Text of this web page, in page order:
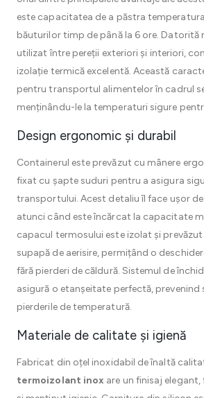
este capacitatea de a păstra
băuturilor timp de până la 6 ore. Datorită
utilizat între pereții exteriori și interiori,
izolație termică excelentă. Această
pentru transportul alimentelor în cadrul
menținându-le la temperaturi sigure
Design ergonomic și durabil
Containerul este prevăzut cu mânere
fixat cu șapte suduri pentru a asigura
transportului. Acest detaliu îl face ușor
atunci când este încărcat la capacitate
capacul termosului este izolat și prevăzut
supapă de aerisire, permițând o
fără pierderi de căldură. Sistemul de
asigură o etanșeitate perfectă, prevenind
pierderile de temperatură.
Materiale de calitate și igienă
Fabricat din oțel inoxidabil de înaltă
termoizolant inox are un finisaj